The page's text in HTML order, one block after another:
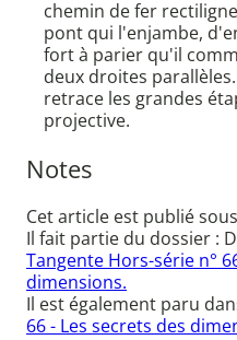
chemin de fer
pont qui l'enjambe,
fort à parier qu'il
deux droites
retrace les grandes
projective.
Notes
Cet article est publié
Il fait partie du dossier :
Tangente Hors-série n°
dimensions.
Il est également paru
66 - Les secrets des